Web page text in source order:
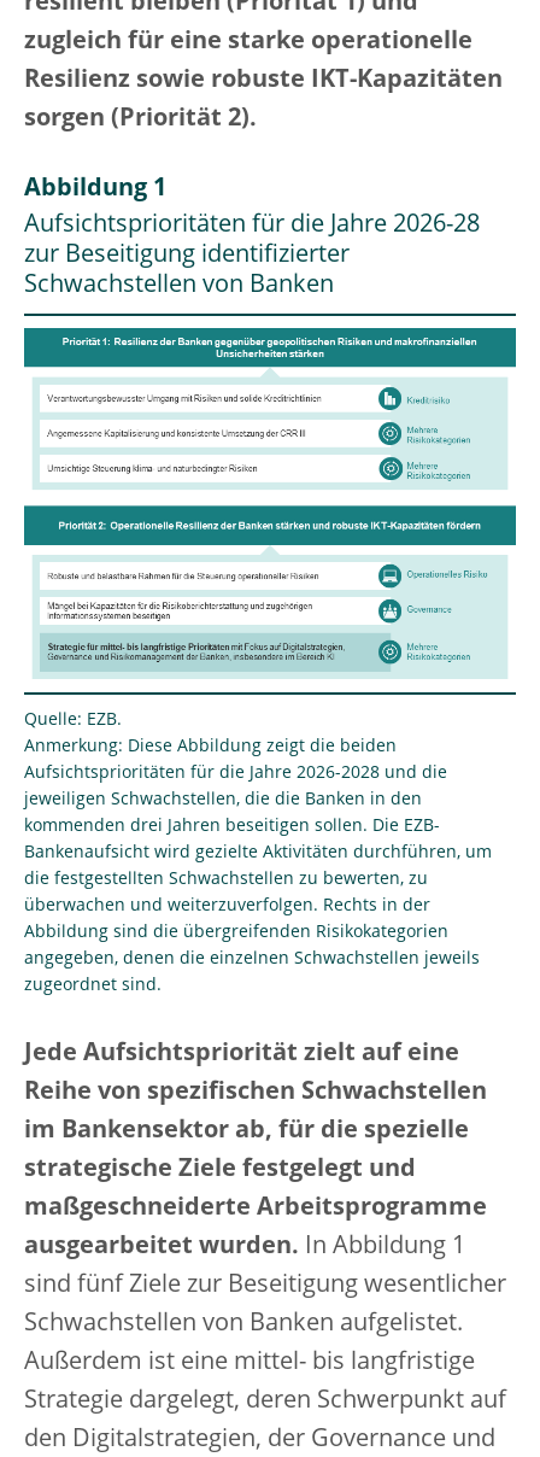
zugleich für eine starke operationelle
Resilienz sowie robuste IKT-Kapazitäten
sorgen (Priorität 2).
Abbildung 1
Aufsichtsprioritäten für die Jahre 2026-28
zur Beseitigung identifizierter
Schwachstellen von Banken
Quelle: EZB.
Anmerkung: Diese Abbildung zeigt die beiden
Aufsichtsprioritäten für die Jahre 2026-2028 und die
jeweiligen Schwachstellen, die die Banken in den
kommenden drei Jahren beseitigen sollen. Die EZB-
Bankenaufsicht wird gezielte Aktivitäten durchführen, um
die festgestellten Schwachstellen zu bewerten, zu
überwachen und weiterzuverfolgen. Rechts in der
Abbildung sind die übergreifenden Risikokategorien
angegeben, denen die einzelnen Schwachstellen jeweils
zugeordnet sind.
Jede Aufsichtspriorität zielt auf eine
Reihe von spezifischen Schwachstellen
im Bankensektor ab, für die spezielle
strategische Ziele festgelegt und
maßgeschneiderte Arbeitsprogramme
ausgearbeitet wurden. In Abbildung 1
sind fünf Ziele zur Beseitigung wesentlicher
Schwachstellen von Banken aufgelistet.
Außerdem ist eine mittel- bis langfristige
Strategie dargelegt, deren Schwerpunkt auf
den Digitalstrategien, der Governance und